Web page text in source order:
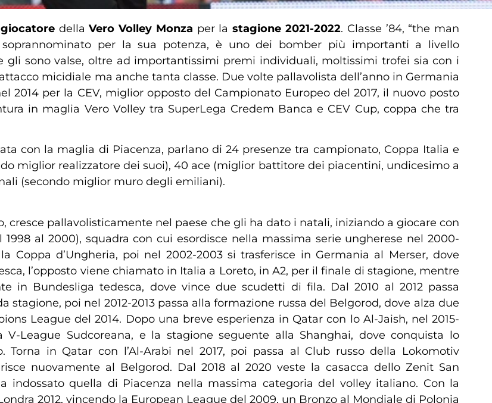
giocatore dellaVero Volley Monza per lastagione 2021-2022. Classe ’84, “the man
per la sua potenza, è uno dei bomber più importanti a livello
gli sono valse, oltre ad importantissimi premi individuali, moltissimi trofei sia con i
micidiale ma anche tanta classe. Due volte pallavolista dell’anno in Germania
2014 per la CEV, miglior opposto del Campionato Europeo del 2017, il nuovo posto
in maglia Vero Volley tra SuperLega Credem Banca e CEV Cup, coppa che tra
con la maglia di Piacenza, parlano di 24 presenze tra campionato, Coppa Italia e
miglior realizzatore dei suoi), 40 ace (miglior battitore dei piacentini, undicesimo a
(secondo miglior muro degli emiliani).
cresce pallavolisticamente nel paese che gli ha dato i natali, iniziando a giocare con
al 2000), squadra con cui esordisce nella massima serie ungherese nel 2000-
Coppa d’Ungheria, poi nel 2002-2003 si trasferisce in Germania al Merser, dove
l’opposto viene chiamato in Italia a Loreto, in A2, per il finale di stagione, mentre
in Bundesliga tedesca, dove vince due scudetti di fila. Dal 2010 al 2012 passa
stagione, poi nel 2012-2013 passa alla formazione russa del Belgorod, dove alza due
League del 2014. Dopo una breve esperienza in Qatar con lo Al-Jaish, nel 2015-
League Sudcoreana, e la stagione seguente alla Shanghai, dove conquista lo
in Qatar con l’Al-Arabi nel 2017, poi passa al Club russo della Lokomotiv
nuovamente al Belgorod. Dal 2018 al 2020 veste la casacca dello Zenit San
indossato quella di Piacenza nella massima categoria del volley italiano. Con la
2012, vincendo la European League del 2009, un Bronzo al Mondiale di Polonia